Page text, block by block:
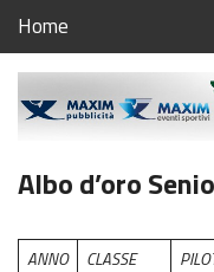
Home
Home
Calendario Campionato
Regolamento Regionale
Campionato Regionale
Albo d’oro
ANNO CLASSE